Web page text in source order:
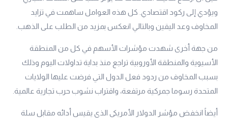
ويؤدي إلى ركود اقتصادي. كل هذه العوامل ساهمت في تزايد
المخاوف وعد اليقين وبالتالي انعكس بمزيد من الطلب على الذهب.
من جهة أخرى شهدت مؤشرات الأسهم في كل من المنطقة
الأسيوية والمنطقة الأوروبية تراجع منذ بداية تداولات اليوم وذلك
بسبب المخاوف من ردود فعل الدول التي فرضت عليها الولايات
المتحدة رسوما جمركية مرتفعة، واقتراب نشوب حرب تجارية عالمية.
أيضاً انخفض مؤشر الدولار الأمريكي الذي يقيس أدائه مقابل سلة